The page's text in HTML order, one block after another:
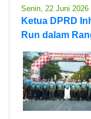
Senin, 22 Juni 2026
Ketua DPRD
Run dalam